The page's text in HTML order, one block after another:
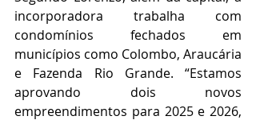
incorporadora trabalha com
condomínios fechados em
municípios como Colombo, Araucária
e Fazenda Rio Grande. “Estamos
aprovando dois novos
empreendimentos para 2025 e 2026,